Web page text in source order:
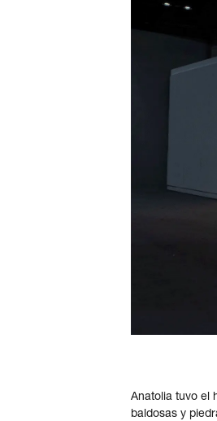
Anatolia tuvo el
baldosas y